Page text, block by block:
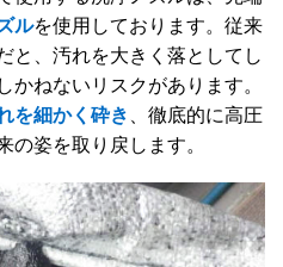
ルを使用しております。従来
と、汚れを大きく落としてし
ねないリスクがあります。
を細かく砕き、徹底的に高圧
姿を取り戻します。